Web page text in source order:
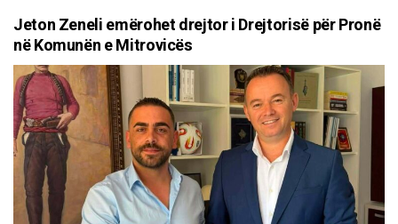
Jeton Zeneli emërohet drejtor i Drejtorisë për Pronë
në Komunën e Mitrovicës